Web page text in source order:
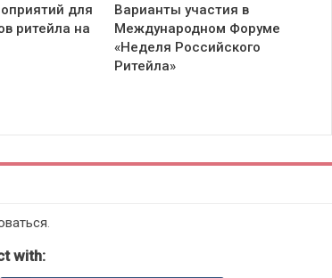
для
ритейла на
Варианты участия в
Международном Форуме
«Неделя Российского
Ритейла»
.
with: